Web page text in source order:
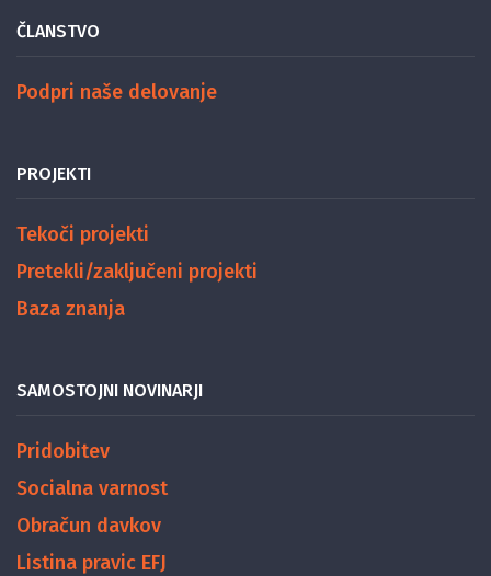
ČLANSTVO
Podpri naše delovanje
PROJEKTI
Tekoči projekti
Pretekli/zaključeni projekti
Baza znanja
SAMOSTOJNI NOVINARJI
Pridobitev
Socialna varnost
Obračun davkov
Listina pravic EFJ